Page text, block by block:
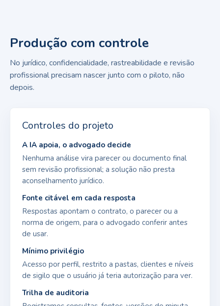
Produção com controle
No jurídico, confidencialidade, rastreabilidade e revisão
profissional precisam nascer junto com o piloto, não
depois.
Controles do projeto
A IA apoia, o advogado decide
Nenhuma análise vira parecer ou documento final
sem revisão profissional; a solução não presta
aconselhamento jurídico.
Fonte citável em cada resposta
Respostas apontam o contrato, o parecer ou a
norma de origem, para o advogado conferir antes
de usar.
Mínimo privilégio
Acesso por perfil, restrito a pastas, clientes e níveis
de sigilo que o usuário já teria autorização para ver.
Trilha de auditoria